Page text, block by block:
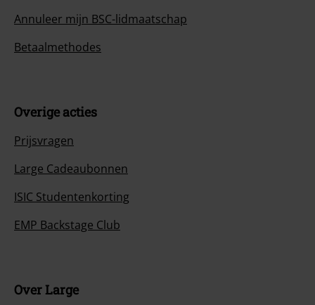
Annuleer mijn BSC-lidmaatschap
Betaalmethodes
Overige acties
Prijsvragen
Large Cadeaubonnen
ISIC Studentenkorting
EMP Backstage Club
Over Large